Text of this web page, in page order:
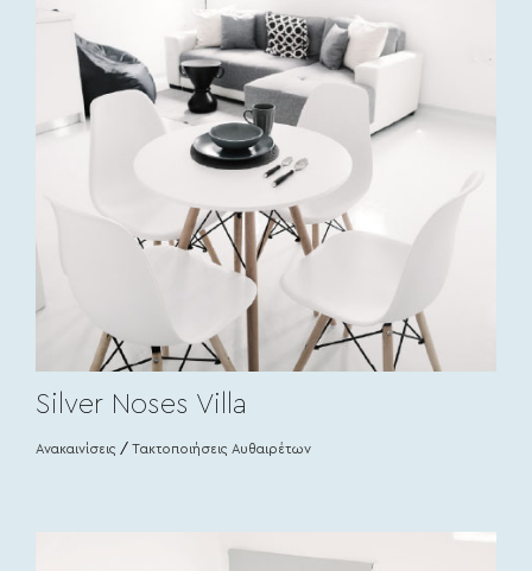
Silver Noses Villa
Ανακαινίσεις / Τακτοποιήσεις Αυθαιρέτων